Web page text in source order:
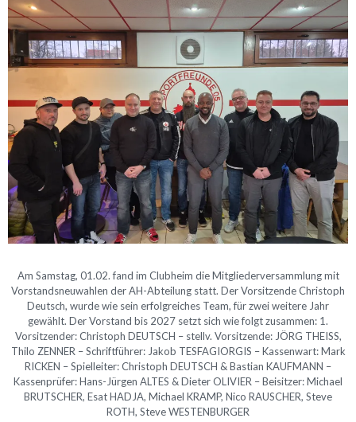
Am Samstag, 01.02. fand im Clubheim die Mitgliederversammlung mit
Vorstandsneuwahlen der AH-Abteilung statt. Der Vorsitzende Christoph
Deutsch, wurde wie sein erfolgreiches Team, für zwei weitere Jahr
gewählt. Der Vorstand bis 2027 setzt sich wie folgt zusammen: 1.
Vorsitzender: Christoph DEUTSCH – stellv. Vorsitzende: JÖRG THEISS,
Thilo ZENNER – Schriftführer: Jakob TESFAGIORGIS – Kassenwart: Mark
RICKEN – Spielleiter: Christoph DEUTSCH & Bastian KAUFMANN –
Kassenprüfer: Hans-Jürgen ALTES & Dieter OLIVIER – Beisitzer: Michael
BRUTSCHER, Esat HADJA, Michael KRAMP, Nico RAUSCHER, Steve
ROTH, Steve WESTENBURGER